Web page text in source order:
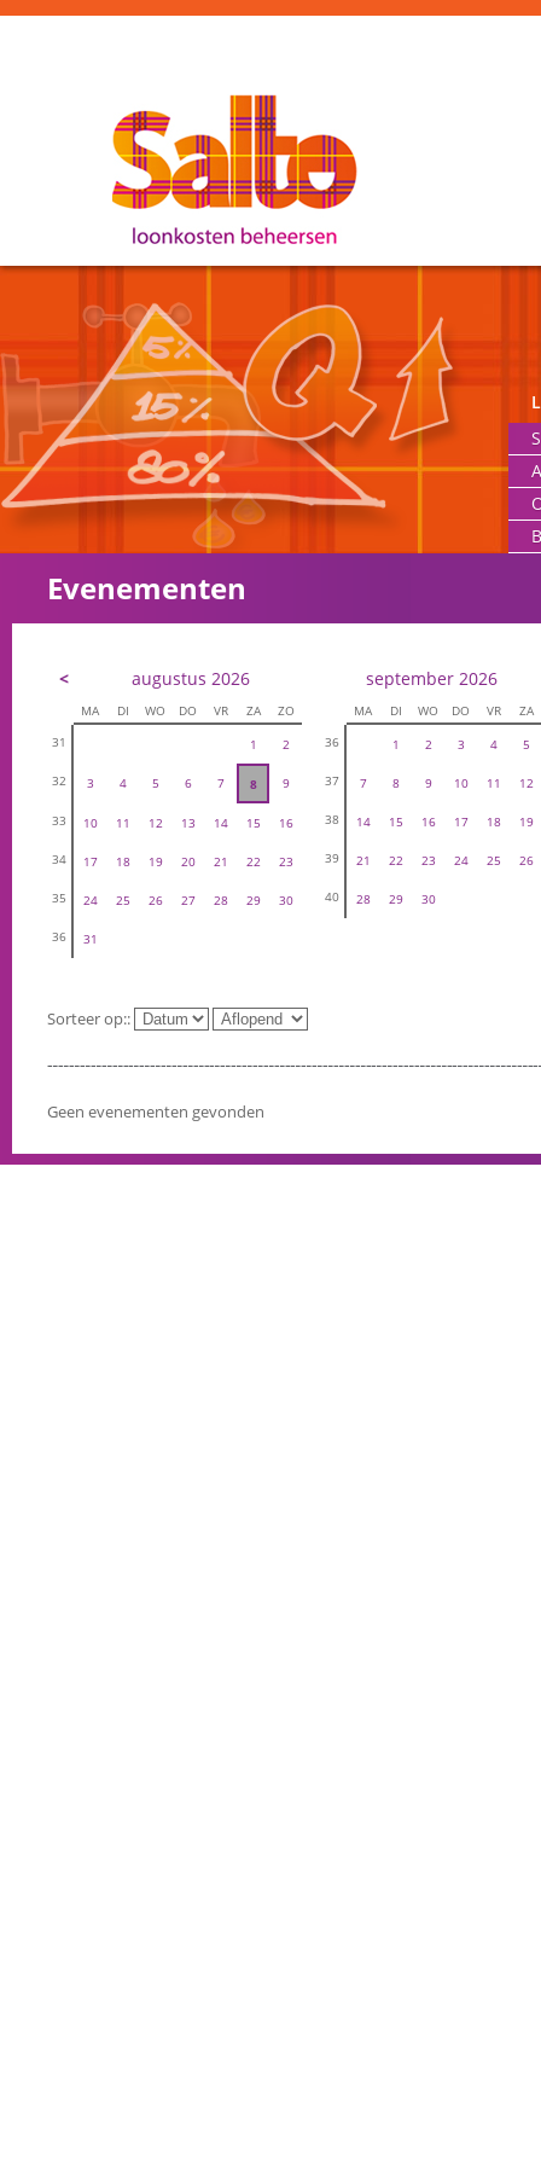
Evenementen
< augustus 2026
MA DI WO DO VR ZA
ZO
31
1 2
32 3 4 5 6 7 8 9
33 10 11 12 13 14 15 16
34 17 18 19 20 21 22 23
35 24 25 26 27 28 29 30
36 31
september 2026
MA DI WO DO VR
ZA
36
1 2 3 4 5
37 7 8 9 10 11 12
38 14 15 16 17 18 19
39 21 22 23 24 25 26
40 28 29 30
Sorteer op::
Geen evenementen gevonden